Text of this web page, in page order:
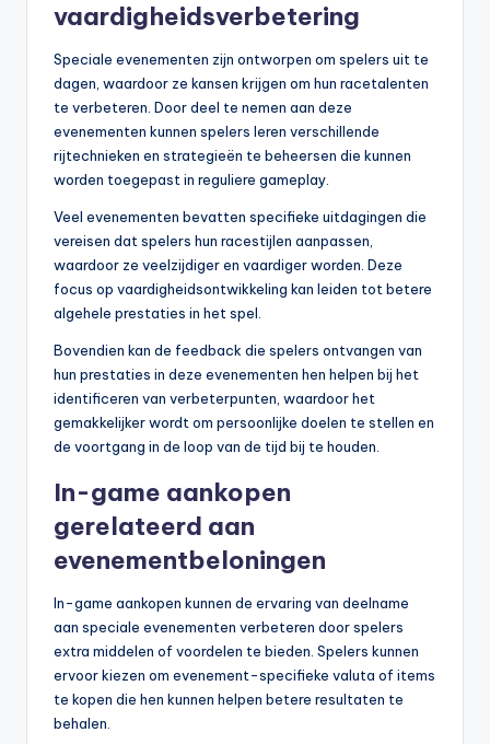
vaardigheidsverbetering
Speciale evenementen zijn ontworpen om spelers uit te
dagen, waardoor ze kansen krijgen om hun racetalenten
te verbeteren. Door deel te nemen aan deze
evenementen kunnen spelers leren verschillende
rijtechnieken en strategieën te beheersen die kunnen
worden toegepast in reguliere gameplay.
Veel evenementen bevatten specifieke uitdagingen die
vereisen dat spelers hun racestijlen aanpassen,
waardoor ze veelzijdiger en vaardiger worden. Deze
focus op vaardigheidsontwikkeling kan leiden tot betere
algehele prestaties in het spel.
Bovendien kan de feedback die spelers ontvangen van
hun prestaties in deze evenementen hen helpen bij het
identificeren van verbeterpunten, waardoor het
gemakkelijker wordt om persoonlijke doelen te stellen en
de voortgang in de loop van de tijd bij te houden.
In-game aankopen
gerelateerd aan
evenementbeloningen
In-game aankopen kunnen de ervaring van deelname
aan speciale evenementen verbeteren door spelers
extra middelen of voordelen te bieden. Spelers kunnen
ervoor kiezen om evenement-specifieke valuta of items
te kopen die hen kunnen helpen betere resultaten te
behalen.